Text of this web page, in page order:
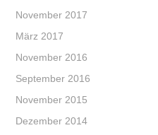
November 2017
März 2017
November 2016
September 2016
November 2015
Dezember 2014